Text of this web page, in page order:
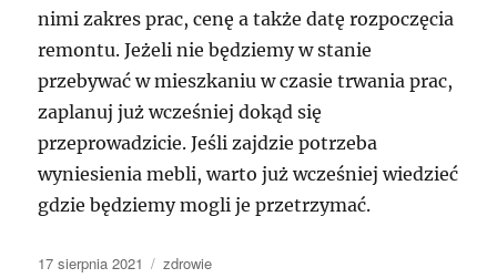
nimi zakres prac, cenę a także datę rozpoczęcia
remontu. Jeżeli nie będziemy w stanie
przebywać w mieszkaniu w czasie trwania prac,
zaplanuj już wcześniej dokąd się
przeprowadzicie. Jeśli zajdzie potrzeba
wyniesienia mebli, warto już wcześniej wiedzieć
gdzie będziemy mogli je przetrzymać.
Data
17 sierpnia 2021 Kategorie
zdrowie